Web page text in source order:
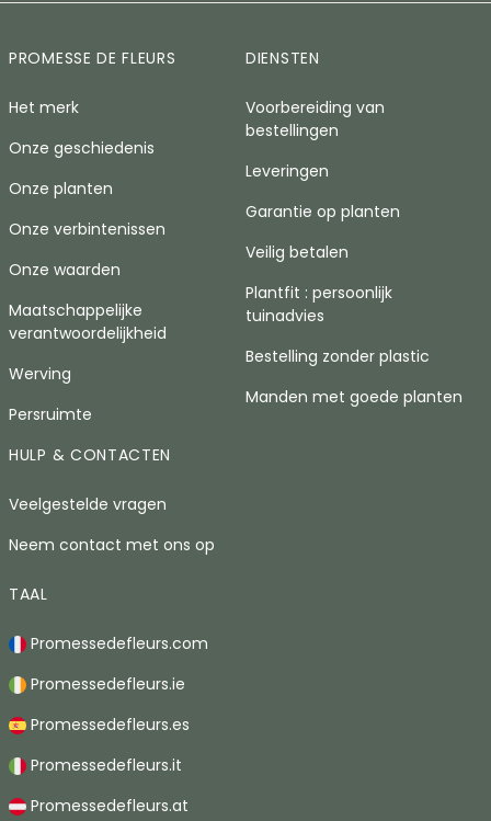
PROMESSE DE FLEURS
Het merk
Onze geschiedenis
Onze planten
Onze verbintenissen
Onze waarden
Maatschappelijke
verantwoordelijkheid
Werving
Persruimte
DIENSTEN
Voorbereiding van
bestellingen
Leveringen
Garantie op planten
Veilig betalen
Plantfit : persoonlijk
tuinadvies
Bestelling zonder plastic
Manden met goede planten
HULP & CONTACTEN
Veelgestelde vragen
Neem contact met ons op
TAAL
Promessedefleurs.com
Promessedefleurs.ie
Promessedefleurs.es
Promessedefleurs.it
Promessedefleurs.at